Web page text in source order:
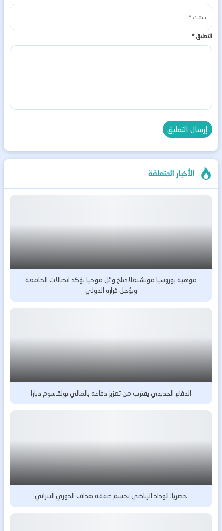
التعليق*
الأخبار المتعلقة
موهبة بوروسيا مونشنغلادباخ وائل موحيا يؤكد اتصالات الجامعة
ويؤجل قراره الدولي
الدفاع الجديدي يقترب من تعزيز دفاعه بالمالي بولقاسوم ديارا
حصريا: الوداد الرياضي يحسم صفقة هداف الدوري التنزاني